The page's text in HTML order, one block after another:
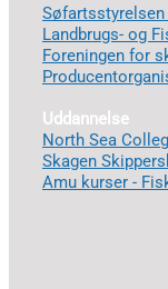
Søfartsstyrelsen
Landbrugs- og
Foreningen for
Uddannelse
North Sea
Skagen
Amu kurser -